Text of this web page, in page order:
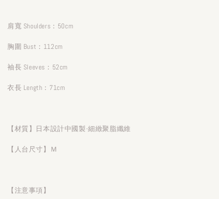
肩寬 Shoulders：50cm
胸圍 Bust：112cm
袖長 Sleeves：52cm
衣長 Length：71cm
【材質】日本設計中國製-細緻聚脂纖維
【人台尺寸】Ｍ
【注意事項】